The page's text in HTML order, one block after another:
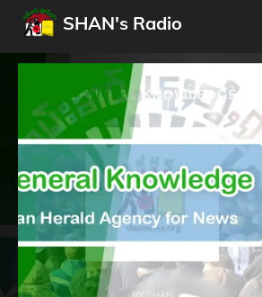
SHAN's Radio